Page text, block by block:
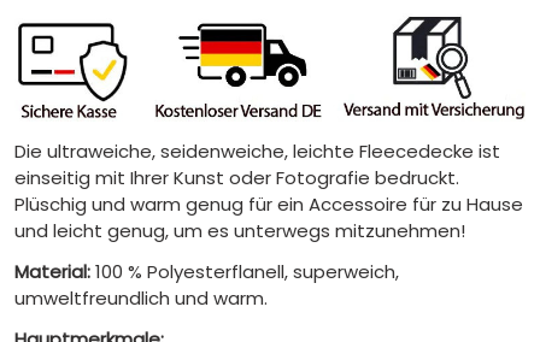
Die ultraweiche, seidenweiche, leichte Fleecedecke ist
einseitig mit Ihrer Kunst oder Fotografie bedruckt.
Plüschig und warm genug für ein Accessoire für zu Hause
und leicht genug, um es unterwegs mitzunehmen!
Material:100 % Polyesterflanell, superweich,
umweltfreundlich und warm.